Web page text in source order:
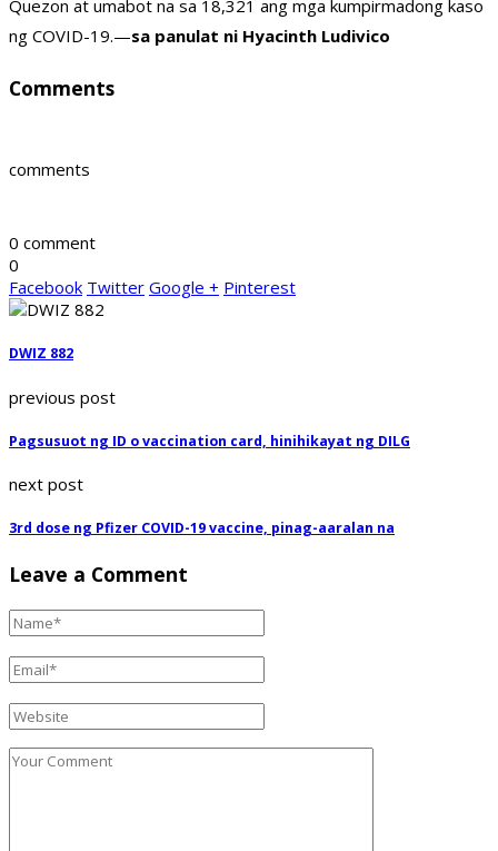
Quezon at umabot na sa 18,321 ang mga kumpirmadong kaso
ng COVID-19.—sa panulat ni Hyacinth Ludivico
Comments
comments
0 comment
0
Facebook Twitter Google + Pinterest
DWIZ 882
previous post
Pagsusuot ng ID o vaccination card, hinihikayat ng DILG
next post
3rd dose ng Pfizer COVID-19 vaccine, pinag-aaralan na
Leave a Comment